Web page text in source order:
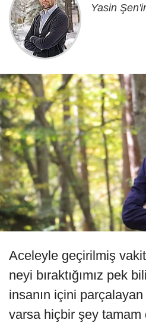
Yasin
Aceleyle geçirilmiş
neyi bıraktığımız pek
insanın içini
varsa hiçbir şey tamam